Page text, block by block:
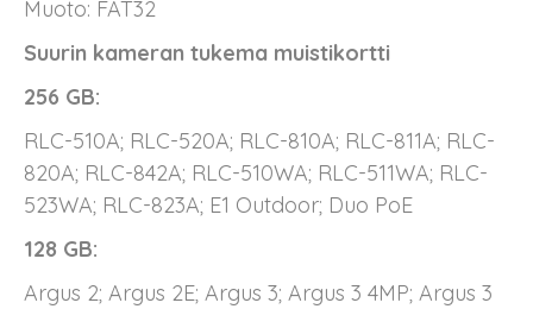
Muoto: FAT32
Suurin kameran tukema muistikortti
256 GB:
RLC-510A; RLC-520A; RLC-810A; RLC-811A; RLC-
820A; RLC-842A; RLC-510WA; RLC-511WA; RLC-
523WA; RLC-823A; E1 Outdoor; Duo PoE
128 GB:
Argus 2; Argus 2E; Argus 3; Argus 3 4MP; Argus 3